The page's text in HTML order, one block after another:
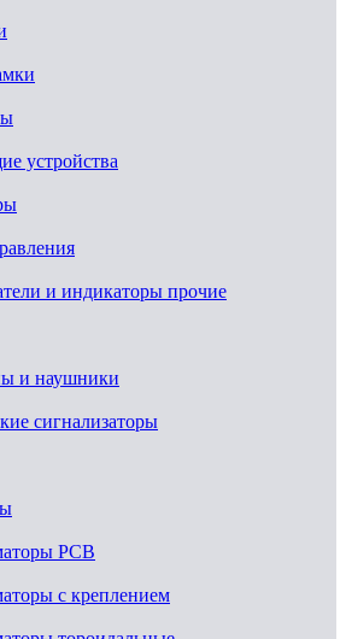
устройства
и индикаторы прочие
и наушники
сигнализаторы
PCB
с креплением